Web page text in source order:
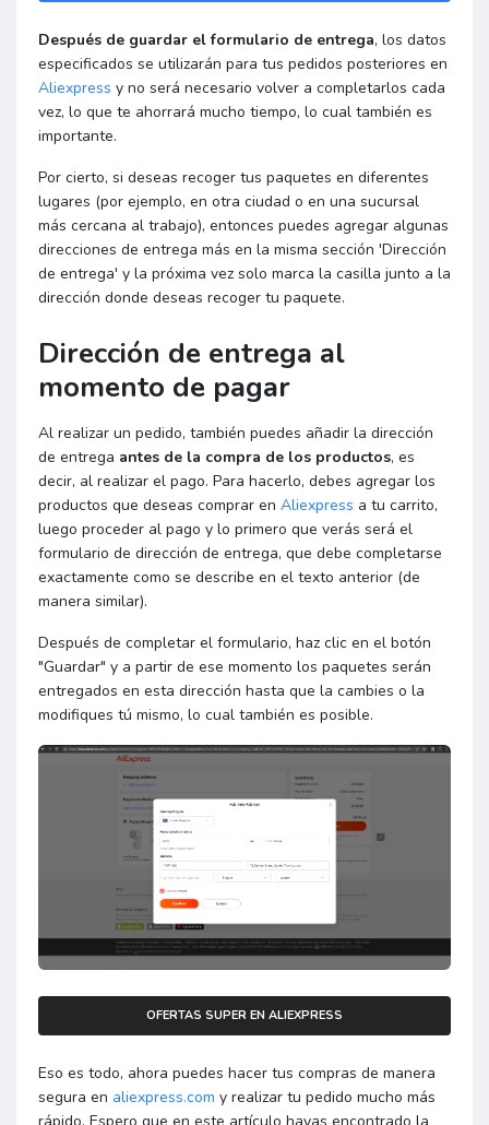
Después de guardar el formulario de entrega, los datos
especificados se utilizarán para tus pedidos posteriores en
Aliexpress y no será necesario volver a completarlos cada
vez, lo que te ahorrará mucho tiempo, lo cual también es
importante.
Por cierto, si deseas recoger tus paquetes en diferentes
lugares (por ejemplo, en otra ciudad o en una sucursal
más cercana al trabajo), entonces puedes agregar algunas
direcciones de entrega más en la misma sección 'Dirección
de entrega' y la próxima vez solo marca la casilla junto a la
dirección donde deseas recoger tu paquete.
Dirección de entrega al
momento de pagar
Al realizar un pedido, también puedes añadir la dirección
de entrega antes de la compra de los productos, es
decir, al realizar el pago. Para hacerlo, debes agregar los
productos que deseas comprar en Aliexpress a tu carrito,
luego proceder al pago y lo primero que verás será el
formulario de dirección de entrega, que debe completarse
exactamente como se describe en el texto anterior (de
manera similar).
Después de completar el formulario, haz clic en el botón
"Guardar" y a partir de ese momento los paquetes serán
entregados en esta dirección hasta que la cambies o la
modifiques tú mismo, lo cual también es posible.
OFERTAS SUPER EN ALIEXPRESS
Eso es todo, ahora puedes hacer tus compras de manera
segura en aliexpress.com y realizar tu pedido mucho más